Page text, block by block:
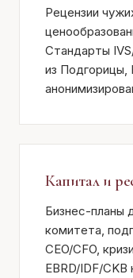
Рецензии
Стандарты
из Подгорицы,
Капитал и
Бизнес-планы
комитета,
CEO/CFO,
EBRD/IDF/CKB